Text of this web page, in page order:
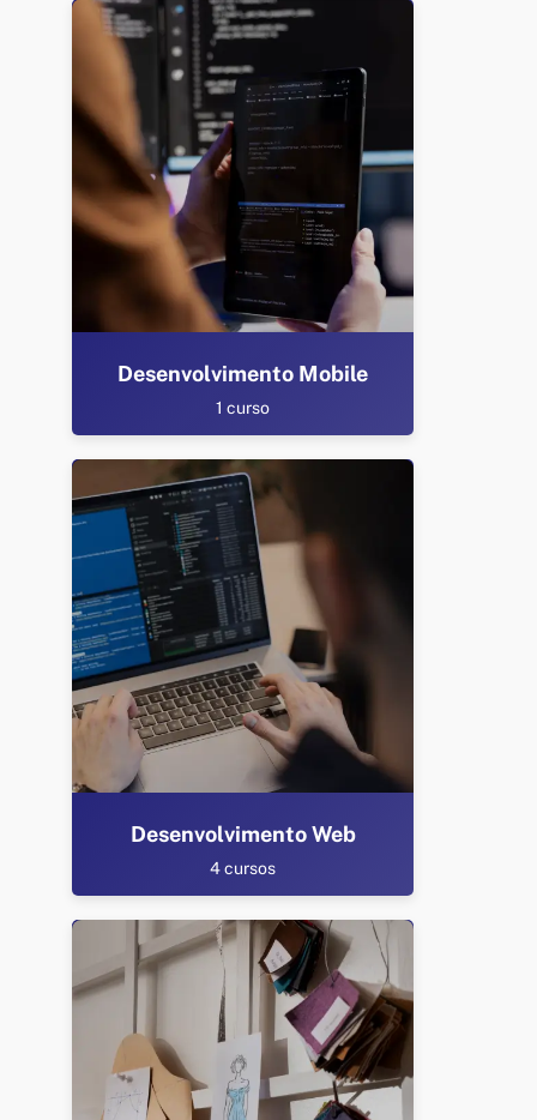
Desenvolvimento Mobile
1 curso
Desenvolvimento Web
4 cursos